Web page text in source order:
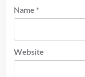
Name *
Website